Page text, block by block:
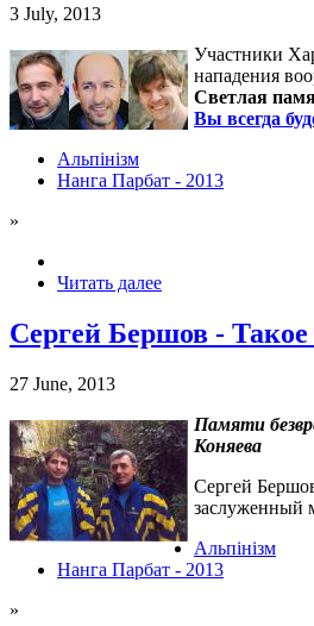
3 July, 2013
Участники
нападения
Светлая
Вы всегда
Альпінізм
Нанга Парбат - 2013
»
Читать далее
Сергей Бершов -
27 June, 2013
Памяти
Коняева
Сергей
заслуженный
Альпінізм
Нанга Парбат - 2013
»